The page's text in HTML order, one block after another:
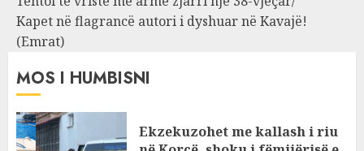
Kapet në flagrancë autori i dyshuar në Kavajë!
(Emrat)
MOS I HUMBISNI
Ekzekuzohet me kallash i riu